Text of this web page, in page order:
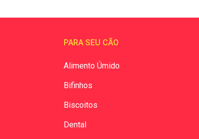
PARA SEU CÃO
Alimento Úmido
Bifinhos
Biscoitos
Dental